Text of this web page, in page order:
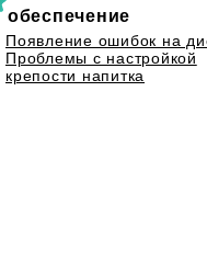
обеспечение
Появление ошибок на
Проблемы с настройкой
крепости напитка